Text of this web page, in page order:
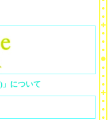
について